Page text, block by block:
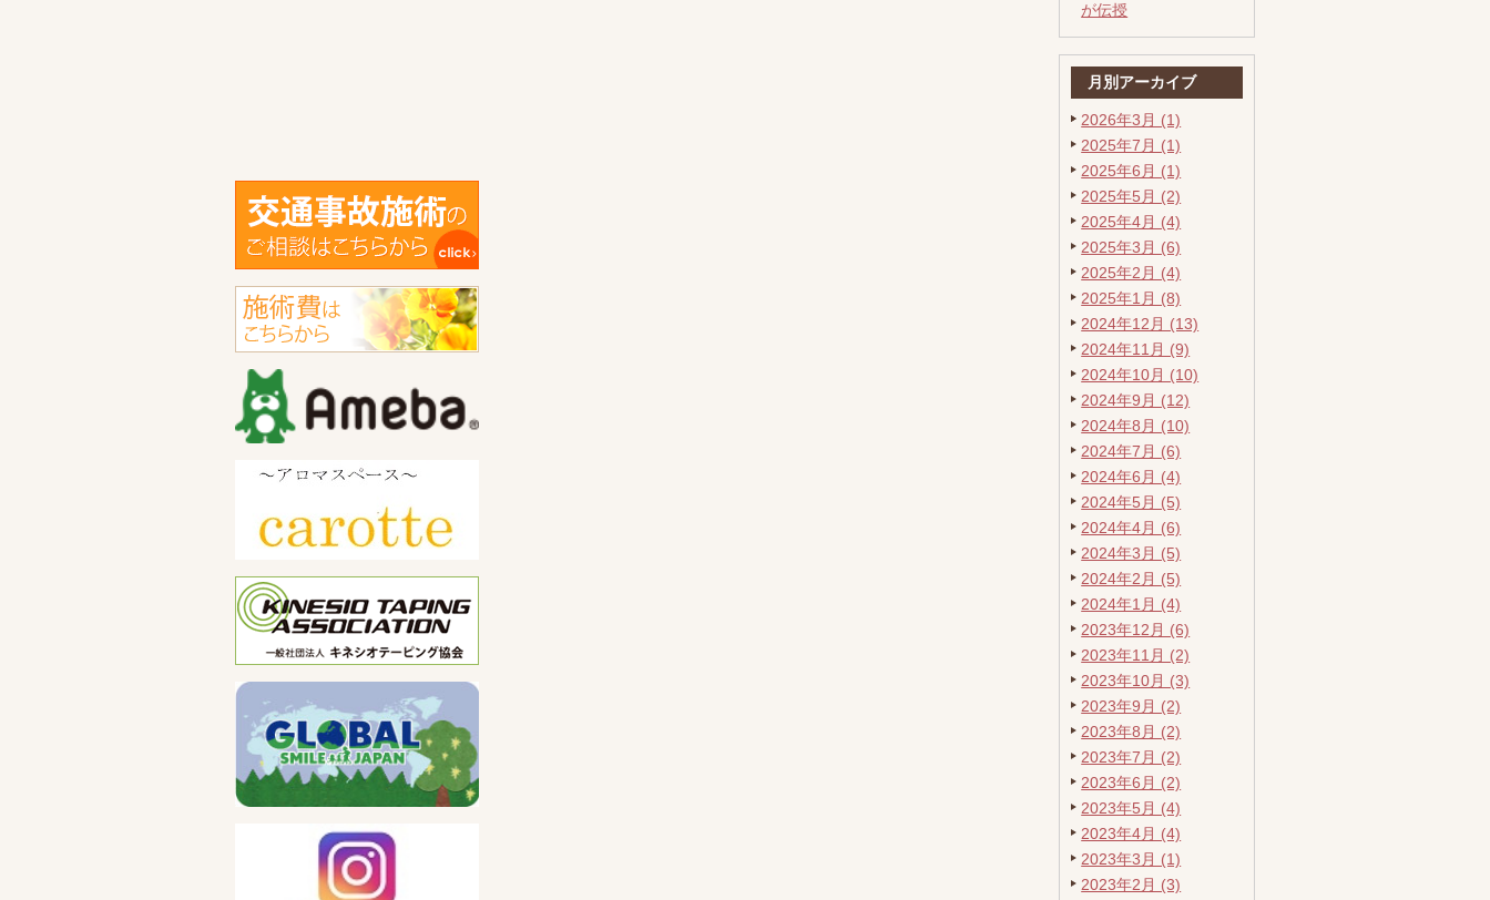
が伝授
月別アーカイブ
2026年3月 (1)
2025年7月 (1)
2025年6月 (1)
2025年5月 (2)
2025年4月 (4)
2025年3月 (6)
2025年2月 (4)
2025年1月 (8)
2024年12月 (13)
2024年11月 (9)
2024年10月 (10)
2024年9月 (12)
2024年8月 (10)
2024年7月 (6)
2024年6月 (4)
2024年5月 (5)
2024年4月 (6)
2024年3月 (5)
2024年2月 (5)
2024年1月 (4)
2023年12月 (6)
2023年11月 (2)
2023年10月 (3)
2023年9月 (2)
2023年8月 (2)
2023年7月 (2)
2023年6月 (2)
2023年5月 (4)
2023年4月 (4)
2023年3月 (1)
2023年2月 (3)